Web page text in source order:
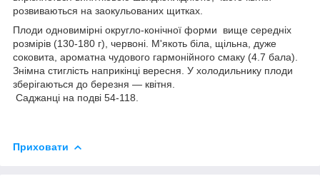
розвиваються на заокульованих щитках.
Плоди одновимірні округло-конічної форми вище середніх
розмірів (130-180 г), червоні. М'якоть біла, щільна, дуже
соковита, ароматна чудового гармонійного смаку (4.7 бала).
Знімна стиглість наприкінці вересня. У холодильнику плоди
зберігаються до березня — квітня.
Саджанці на подві 54-118.
Приховати